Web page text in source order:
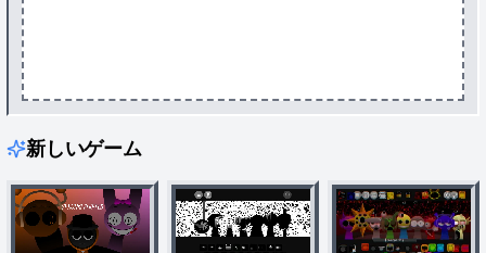
新しいゲーム